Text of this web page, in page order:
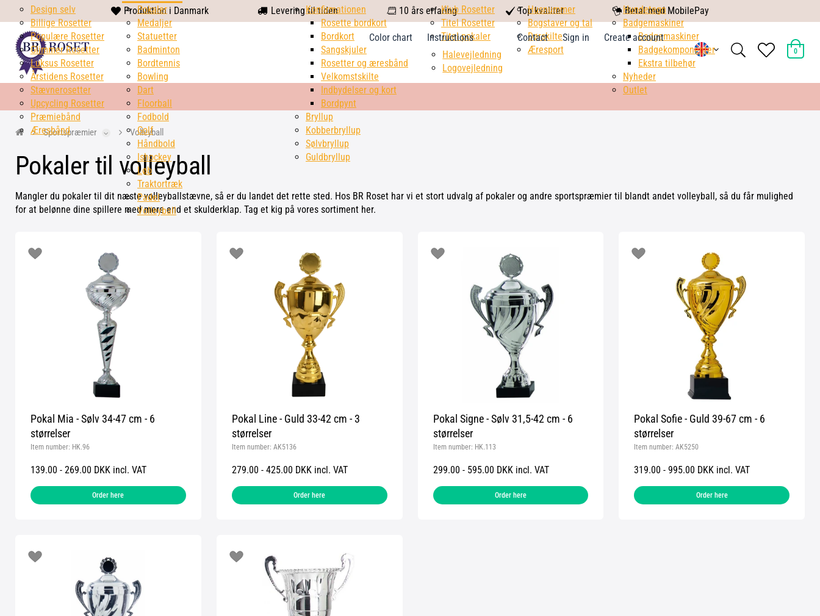
heart
solid
Produktion i Danmark Levering til tiden calendar
10 års erfaring
check
mark
Top kvalitet
mobile
pay
Betal med MobilePay
Color chart
Instructions
Halevejledning
Logovejledning
Contact Sign in
Create account
search heart
light
0
Design selv
Billige Rosetter
Populære Rosetter
Glimmer Rosetter
Luksus Rosetter
Årstidens Rosetter
Stævnerosetter
Upcycling Rosetter
Præmiebånd
Æresbånd
Pokaler
Medaljer
Statuetter
Badminton
Bordtennis
Bowling
Dart
Floorball
Fodbold
Golf
Håndbold
Ishockey
Løb
Traktortræk
Padel
Volleyball
Konfirmationen
Rosette bordkort
Bordkort
Sangskjuler
Rosetter og æresbånd
Velkomstskilte
Indbydelser og kort
Bordpynt
Bryllup
Kobberbryllup
Sølvbryllup
Guldbryllup
Klub Rosetter
Titel Rosetter
Titel pokaler
Husnummer
Bogstaver og tal
Dørskilte
Æresport
Hundetegn
Badgemaskiner
Badgemaskiner
Badgekomponenter
Ekstra tilbehør
Nyheder
Outlet
Sportspræmier Volleyball
Pokaler til volleyball
Mangler du pokaler til dit næste volleyballstævne, så er du landet det rette sted. Hos BR Roset har vi et stort udvalg af pokaler og andre sportspræmier til blandt andet volleyball, så du får mulighed
for at belønne dine spillere med mere end et skulderklap. Tag et kig på vores sortiment her.
Pokal Mia - Sølv 34-47 cm - 6
størrelser
Item number: HK.96
139.00 - 269.00 DKK incl. VAT
Order here
Pokal Line - Guld 33-42 cm - 3
størrelser
Item number: AK5136
279.00 - 425.00 DKK incl. VAT
Order here
Pokal Signe - Sølv 31,5-42 cm - 6
størrelser
Item number: HK.113
299.00 - 595.00 DKK incl. VAT
Order here
Pokal Sofie - Guld 39-67 cm - 6
størrelser
Item number:AK5250
319.00 - 995.00 DKK incl. VAT
Order here